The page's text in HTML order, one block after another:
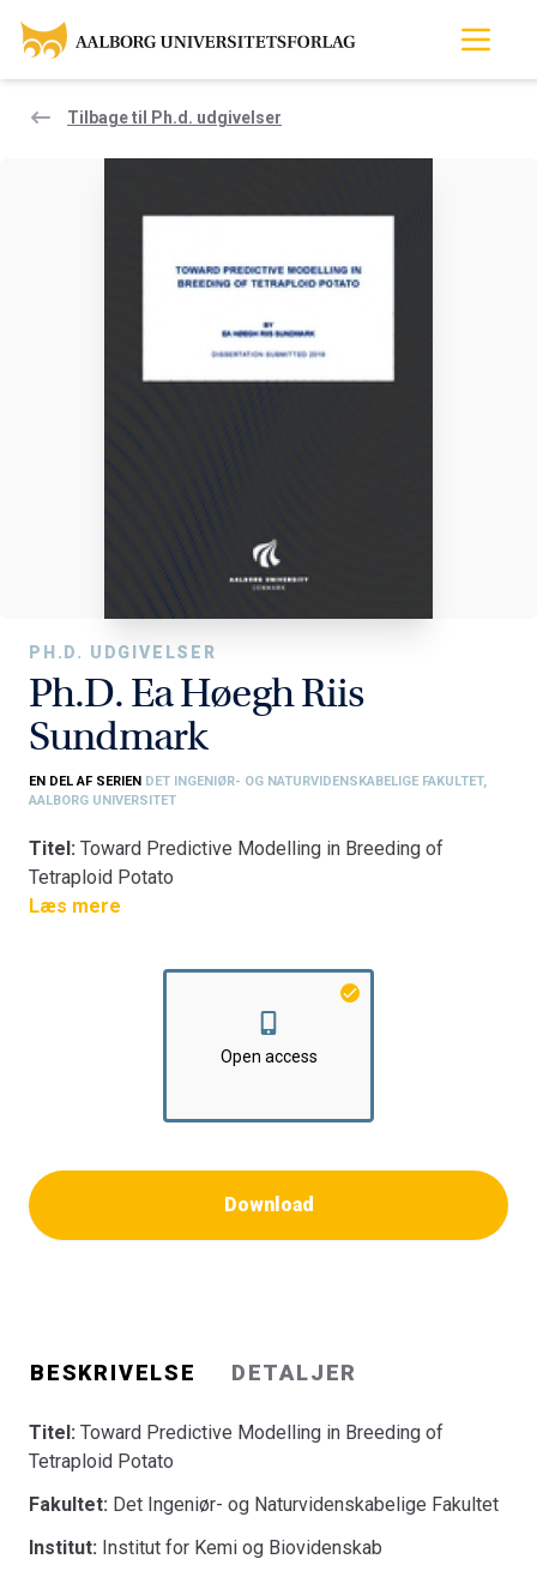
Tilbage til Ph.d. udgivelser
PH.D. UDGIVELSER
Ph.D. Ea Høegh Riis
Sundmark
EN DEL AF SERIEN DET INGENIØR- OG NATURVIDENSKABELIGE FAKULTET,
AALBORG UNIVERSITET
Titel: Toward Predictive Modelling in Breeding of
Tetraploid Potato
Fakultet:Det Ingeniør- og Naturvidenskabelige Fakultet
Læs mere
Open access
Download
BESKRIVELSE DETALJER
Titel: Toward Predictive Modelling in Breeding of
Tetraploid Potato
Fakultet: Det Ingeniør- og Naturvidenskabelige Fakultet
Institut: Institut for Kemi og Biovidenskab